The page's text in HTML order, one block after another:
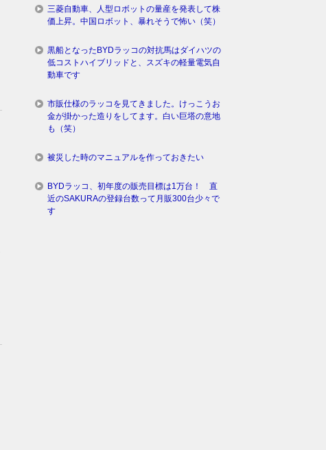
三菱自動車、人型ロボットの量産を発表して株
価上昇。中国ロボット、暴れそうで怖い（笑）
黒船となったBYDラッコの対抗馬はダイハツの
低コストハイブリッドと、スズキの軽量電気自
動車です
市販仕様のラッコを見てきました。けっこうお
金が掛かった造りをしてます。白い巨塔の意地
も（笑）
被災した時のマニュアルを作っておきたい
BYDラッコ、初年度の販売目標は1万台！ 直
近のSAKURAの登録台数って月販300台少々で
す